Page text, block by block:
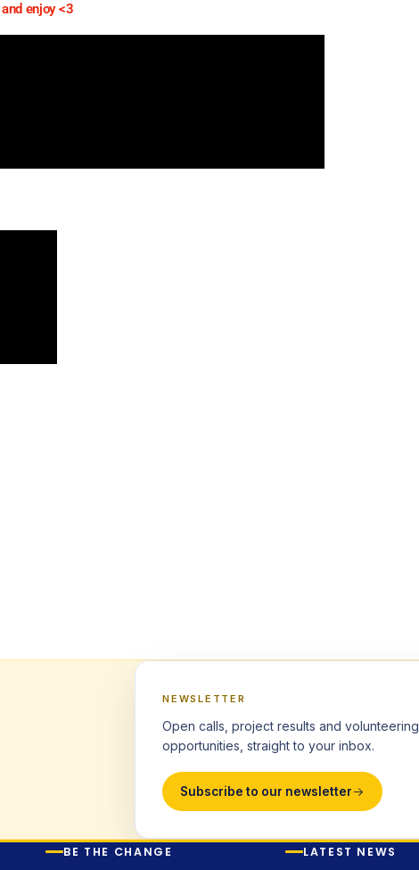
enjoy <3
NEWSLETTER
Open calls, project results and volunteering
opportunities, straight to your inbox.
Subscribe to our newsletter
BE THE CHANGE LATEST NEWS